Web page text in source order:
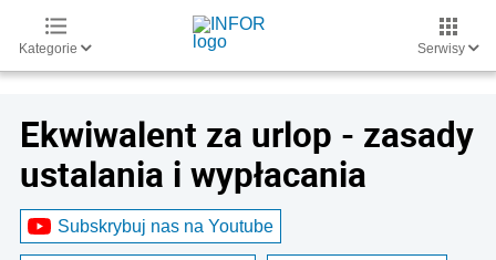
Kategorie Serwisy
Ekwiwalent za urlop - zasady
ustalania i wypłacania
Subskrybuj nas na Youtube